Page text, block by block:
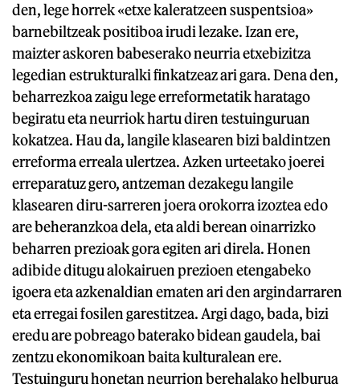
den, lege horrek «etxe kaleratzeen suspentsioa»
barnebiltzeak positiboa irudi lezake. Izan ere,
maizter askoren babeserako neurria etxebizitza
legedian estrukturalki finkatzeaz ari gara. Dena den,
beharrezkoa zaigu lege erreformetatik haratago
begiratu eta neurriok hartu diren testuinguruan
kokatzea. Hau da, langile klasearen bizi baldintzen
erreforma erreala ulertzea. Azken urteetako joerei
erreparatuz gero, antzeman dezakegu langile
klasearen diru-sarreren joera orokorra izoztea edo
are beheranzkoa dela, eta aldi berean oinarrizko
beharren prezioak gora egiten ari direla. Honen
adibide ditugu alokairuen prezioen etengabeko
igoera eta azkenaldian ematen ari den argindarraren
eta erregai fosilen garestitzea. Argi dago, bada, bizi
eredu are pobreago baterako bidean gaudela, bai
zentzu ekonomikoan baita kulturalean ere.
Testuinguru honetan neurrion berehalako helburua